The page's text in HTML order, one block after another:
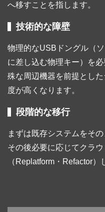
へ移すことを指します。
技術的な障壁
物理的なUSBドングル（
に差し込む物理キー）を
殊な周辺機器を前提とし
度が高くなります。
段階的な移行
まずは既存システムをそ
その後必要に応じてクラ
（Replatform・Refactor）